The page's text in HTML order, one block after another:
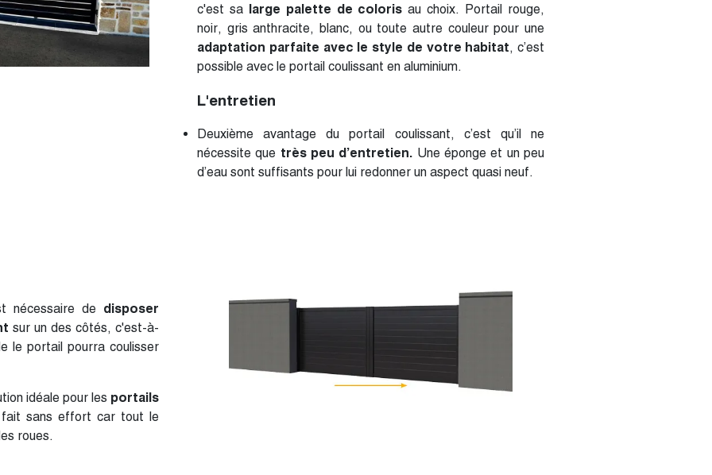
c'est sa large palette de coloris au choix. Portail rouge,
noir, gris anthracite, blanc, ou toute autre couleur pour une
adaptation parfaite avec le style de votre habitat, c’est
possible avec le portail coulissant en aluminium.
L'entretien
Deuxième avantage du portail coulissant, c’est qu’il ne
nécessite que très peu d’entretien. Une éponge et un peu
d’eau sont suffisants pour lui redonner un aspect quasi neuf.
nécessaire de disposer
sur un des côtés, c'est-à-
le portail pourra coulisser
idéale pour les portails
sans effort car tout le
roues.